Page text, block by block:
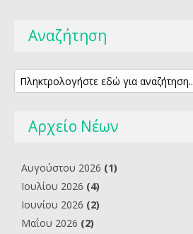
Αναζήτηση
Αρχείο Νέων
Αυγούστου 2026 (1)
Ιουλίου 2026 (4)
Ιουνίου 2026 (2)
Μαΐου 2026 (2)